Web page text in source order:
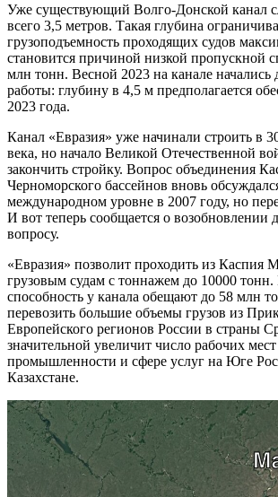
Уже существующий Волго-Донской канал
всего 3,5 метров. Такая глубина
грузоподъемность проходящих судов
становится причиной низкой пропускной
млн тонн. Весной 2023 на канале начались
работы: глубину в 4,5 м предполагается
2023 года.
Канал «Евразия» уже начинали строить в
века, но начало Великой Отечественной
закончить стройку. Вопрос объединения
Черноморского бассейнов вновь
международном уровне в 2007 году, но
И вот теперь сообщается о возобновлении
вопросу.
«Евразия» позволит проходить из Каспия
грузовым судам с тоннажем до 10000
способность у канала обещают до 58 млн
перевозить большие объемы грузов из
Европейского регионов России в страны
значительной увеличит число рабочих мест
промышленности и сфере услуг на Юге
Казахстане.